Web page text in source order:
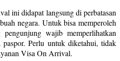
ini didapat langsung di perbatasan
negara. Untuk bisa memperoleh
wajib memperlihatkan
Perlu untuk diketahui, tidak
Visa On Arrival.